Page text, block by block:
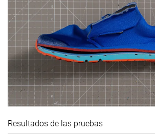
Resultados de las pruebas